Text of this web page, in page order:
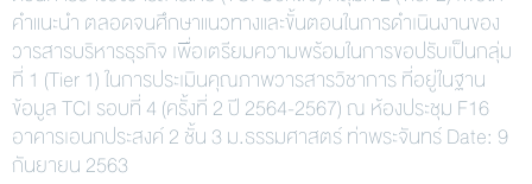
คำแนะนำ ตลอดจนศึกษาแนวทางและขั้นตอนในการดำเนินงานของ
วารสารบริหารธุรกิจ เพื่อเตรียมความพร้อมในการขอปรับเป็นกลุ่ม
ที่ 1 (Tier 1) ในการประเมินคุณภาพวารสารวิชาการ ที่อยู่ในฐาน
ข้อมูล TCI รอบที่ 4 (ครั้งที่ 2 ปี 2564-2567) ณ ห้องประชุม F16
อาคารเอนกประสงค์ 2 ชั้น 3 ม.ธรรมศาสตร์ ท่าพระจันทร์ Date: 9
กันยายน 2563